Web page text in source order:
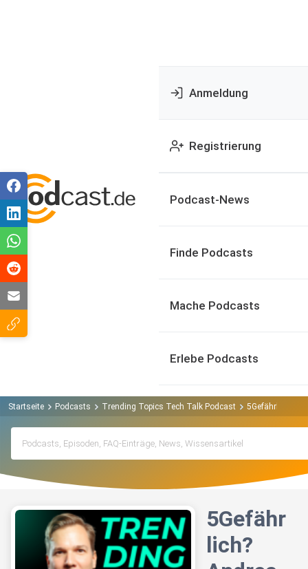
Anmeldung
Registrierung
Podcast-News
Finde Podcasts
Mache Podcasts
Erlebe Podcasts
Startseite Podcasts Trending Topics Tech Talk Podcast 5Gefährlich?
5Gefähr
lich?